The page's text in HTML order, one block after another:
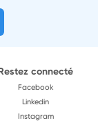
connecté
Facebook
Linkedin
Instagram